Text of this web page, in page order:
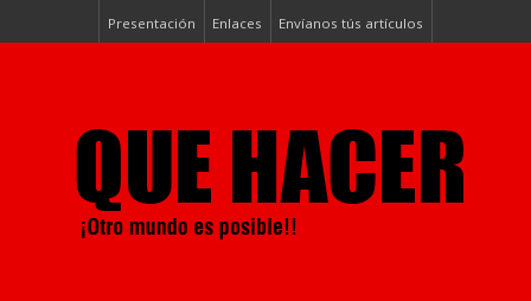
Presentación Enlaces Envíanos tús artículos